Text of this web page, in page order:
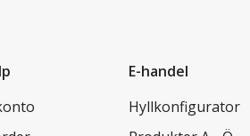
E-handel
Hyllkonfigurator